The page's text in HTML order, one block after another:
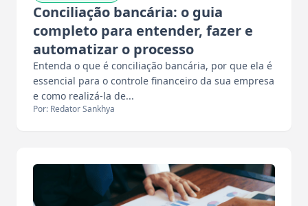
Conciliação bancária: o guia
completo para entender, fazer e
automatizar o processo
Entenda o que é conciliação bancária, por que ela é
essencial para o controle financeiro da sua empresa
e como realizá-la de...
Por: Redator Sankhya